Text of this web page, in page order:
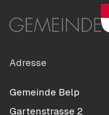
Adresse
Gemeinde Belp
Gartenstrasse 2